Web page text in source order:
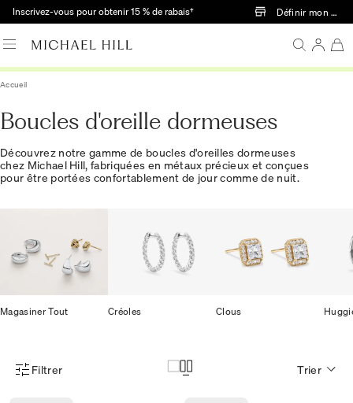
Passer au contenu principal
Inscrivez-vous pour obtenir 15 % de rabais† Définir mon
Accueil
Boucles d'oreille dormeuses
Découvrez notre gamme de boucles d'oreilles dormeuses
chez Michael Hill, fabriquées en métaux précieux et conçues
pour être portées confortablement de jour comme de nuit.
Magasiner Tout Créoles Clous
Menu des filtres d'articles
Filtrer Trier